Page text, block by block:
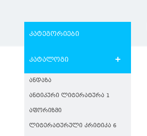
კატეგორიები
კატალოგი
ᲐᲜᲓᲐᲖᲐ
ᲐᲜᲢᲘᲙᲣᲠᲘ ᲚᲘᲢᲔᲠᲐᲢᲣᲠᲐ 1
ᲐᲤᲝᲠᲘᲖᲛᲘ
ᲚᲘᲢᲔᲠᲐᲢᲣᲠᲣᲚᲘ ᲙᲠᲘᲢᲘᲙᲐ 6